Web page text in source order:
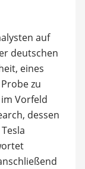
auf
deutschen
eines
zu
Vorfeld
dessen